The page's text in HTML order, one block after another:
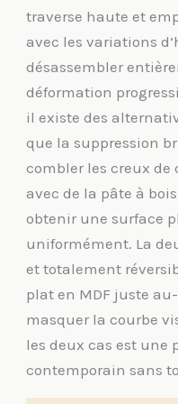
traverse haute et
avec les variations
désassembler
déformation
il existe des
que la suppression
combler les creux de
avec de la pâte à
obtenir une surface
uniformément. La
et totalement
plat en MDF juste
masquer la courbe
les deux cas est une
contemporain sans